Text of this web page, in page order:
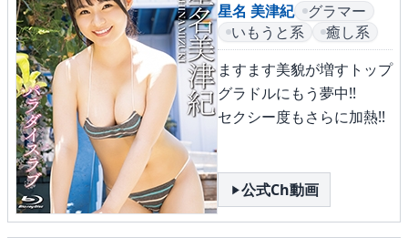
星名 美津紀
グラマー
いもうと系
癒し系
ますます美貌が増すトップ
グラドルにもう夢中!!
セクシー度もさらに加熱!!
公式Ch動画